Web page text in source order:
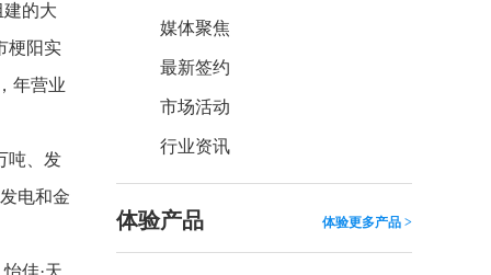
Agent驱动，千人千面，高效办公
让数字资产为企业运营管理决策提供
构建一体化协同运营管理平台
智能风控合规
穿透式智能合同
媒体聚焦
最新签约
市场活动
行业资讯
体验产品 体验更多产品 >
的大
梗阳实
年营业
吨、发
电和金
佳·天